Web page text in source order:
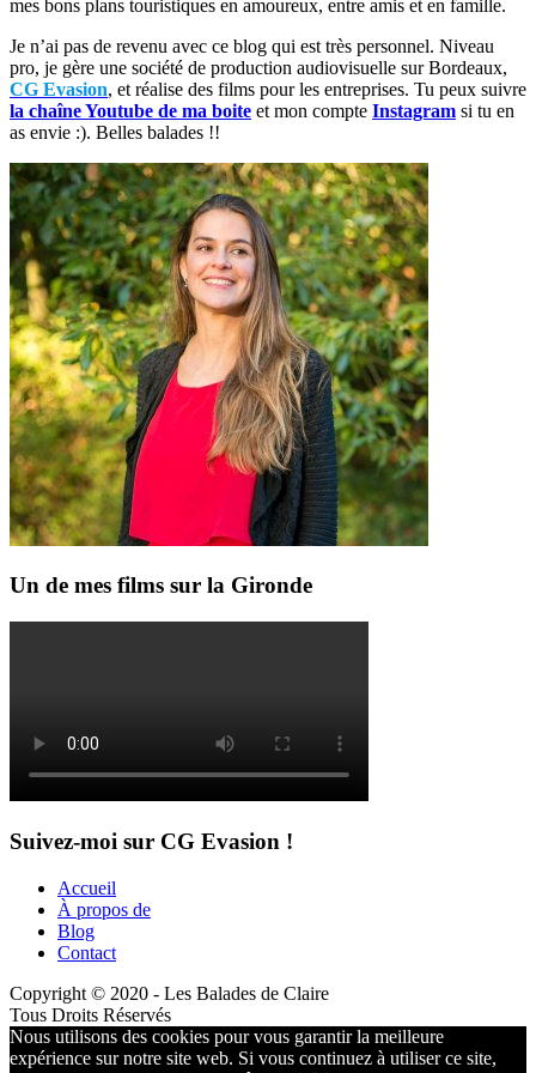
mes bons plans touristiques en amoureux, entre amis et en famille.
Je n’ai pas de revenu avec ce blog qui est très personnel. Niveau
pro, je gère une société de production audiovisuelle sur Bordeaux,
CG Evasion, et réalise des films pour les entreprises. Tu peux suivre
la chaîne Youtube de ma boite et mon compte Instagram si tu en
as envie :). Belles balades !!
Un de mes films sur la Gironde
Suivez-moi sur CG Evasion !
Accueil
À propos de
Blog
Contact
Copyright © 2020 - Les Balades de Claire
Tous Droits Réservés
Nous utilisons des cookies pour vous garantir la meilleure
expérience sur notre site web. Si vous continuez à utiliser ce site,